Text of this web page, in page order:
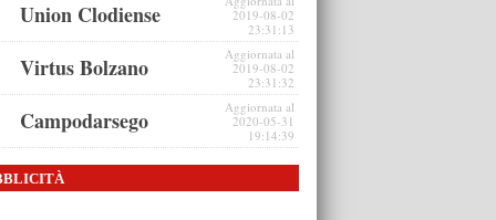
Union Clodiense
2019-08-02
23:31:13
Virtus Bolzano
Aggiornata al
2019-08-02
23:31:32
Campodarsego
Aggiornata al
2020-05-31
19:14:39